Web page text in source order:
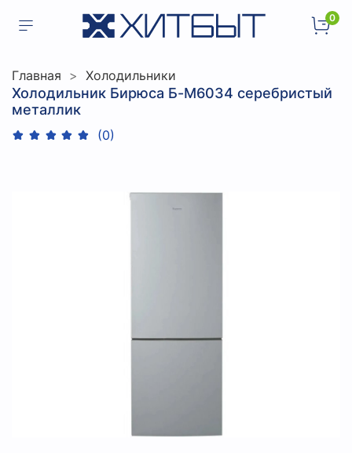
0
Главная Холодильники
Холодильник Бирюса Б-M6034 серебристый
металлик
(0)